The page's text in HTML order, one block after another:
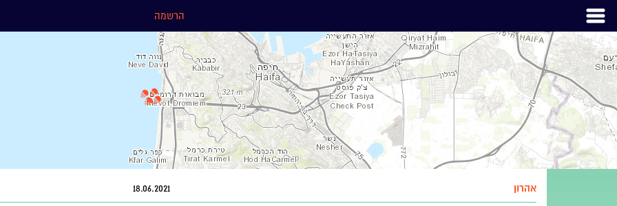
הרשמה
אהרון 18.06.2021